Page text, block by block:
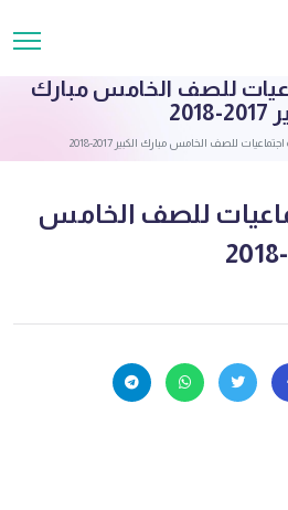
للصف الخامس مبارك
للصف الخامس مبارك الكبير 2017-2018
للصف الخامس